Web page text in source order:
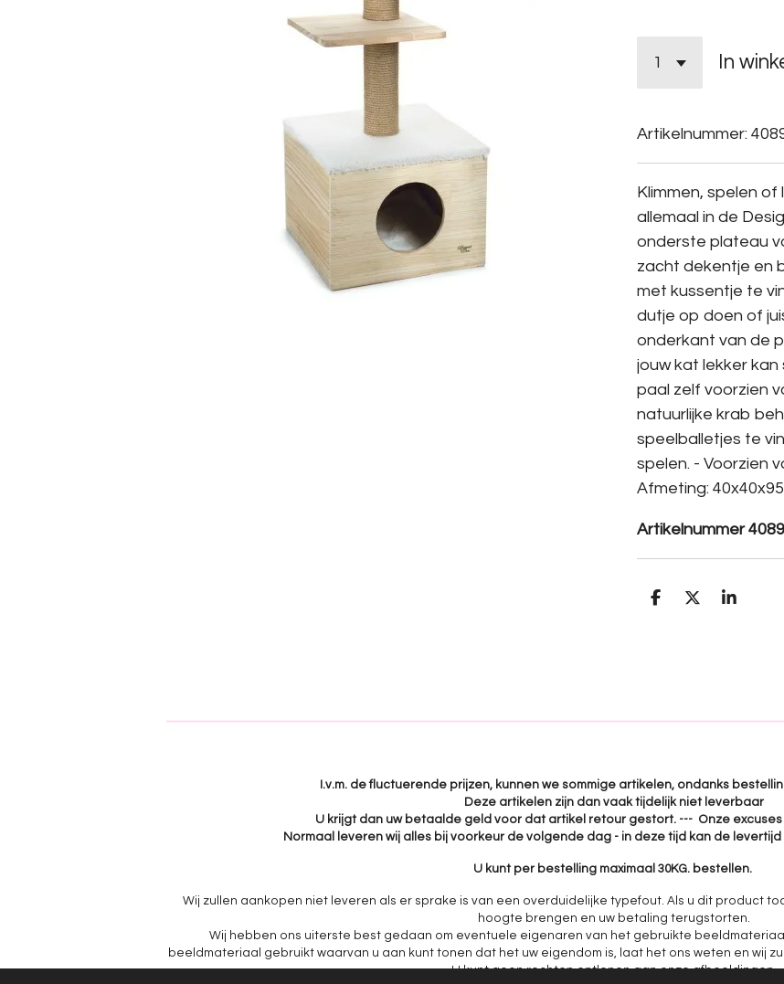
In
Artikelnummer:
Klimmen, spelen
allemaal in de
onderste plateau
zacht dekentje en
met kussentje te
dutje op doen of
onderkant van de
jouw kat lekker
paal zelf voorzien
natuurlijke krab
speelballetjes te
spelen. - Voorzien
Afmeting:
Artikelnummer
D
D
S
I.v.m. de fluctuerende prijzen, kunnen we sommige artikelen, ondanks
Deze artikelen zijn dan vaak tijdelijk niet leverbaar
U krijgt dan uw betaalde geld voor dat artikel retour gestort. --- Onze
Normaal leveren wij alles bij voorkeur de volgende dag - in deze tijd kan de levertijd
U kunt per bestelling maximaal 30KG. bestellen.
Wij zullen aankopen niet leveren als er sprake is van een overduidelijke typefout. Als u dit product
hoogte brengen en uw betaling terugstorten.
Wij hebben ons uiterste best gedaan om eventuele eigenaren van het gebruikte
beeldmateriaal gebruikt waarvan u aan kunt tonen dat het uw eigendom is, laat het ons weten en wij
U kunt geen rechten ontlenen aan onze afbeeldingen.